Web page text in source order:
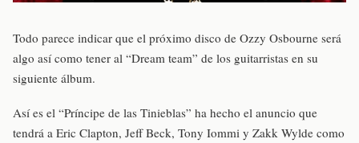
Todo parece indicar que el próximo disco de Ozzy Osbourne será
algo así como tener al “Dream team” de los guitarristas en su
siguiente álbum.
Así es el “Príncipe de las Tinieblas” ha hecho el anuncio que
tendrá a Eric Clapton, Jeff Beck, Tony Iommi y Zakk Wylde como